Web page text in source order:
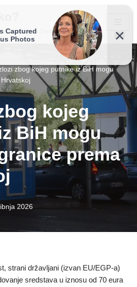
životu!
zbog kojeg putnike iz BiH mogu
kojeg
BiH mogu
prema
2026
strani državljani (izvan EU/EGP-a)
sredstava u iznosu od 70 eura